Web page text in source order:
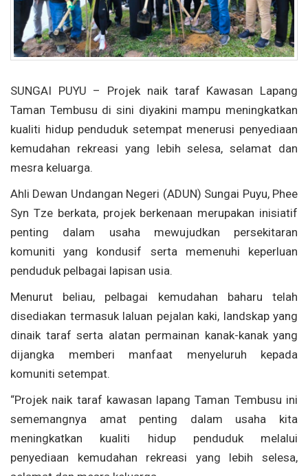
SUNGAI PUYU – Projek naik taraf Kawasan Lapang
Taman Tembusu di sini diyakini mampu meningkatkan
kualiti hidup penduduk setempat menerusi penyediaan
kemudahan rekreasi yang lebih selesa, selamat dan
mesra keluarga.
Ahli Dewan Undangan Negeri (ADUN) Sungai Puyu, Phee
Syn Tze berkata, projek berkenaan merupakan inisiatif
penting dalam usaha mewujudkan persekitaran
komuniti yang kondusif serta memenuhi keperluan
penduduk pelbagai lapisan usia.
Menurut beliau, pelbagai kemudahan baharu telah
disediakan termasuk laluan pejalan kaki, landskap yang
dinaik taraf serta alatan permainan kanak-kanak yang
dijangka memberi manfaat menyeluruh kepada
komuniti setempat.
“Projek naik taraf kawasan lapang Taman Tembusu ini
sememangnya amat penting dalam usaha kita
meningkatkan kualiti hidup penduduk melalui
penyediaan kemudahan rekreasi yang lebih selesa,